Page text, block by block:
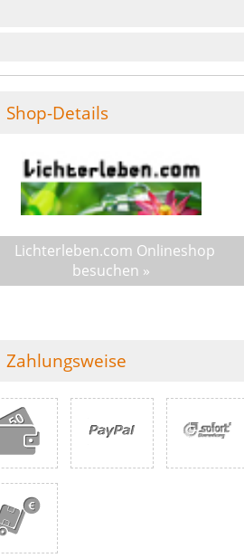
Shop-Details
Lichterleben.com Onlineshop
besuchen »
Zahlungsweise